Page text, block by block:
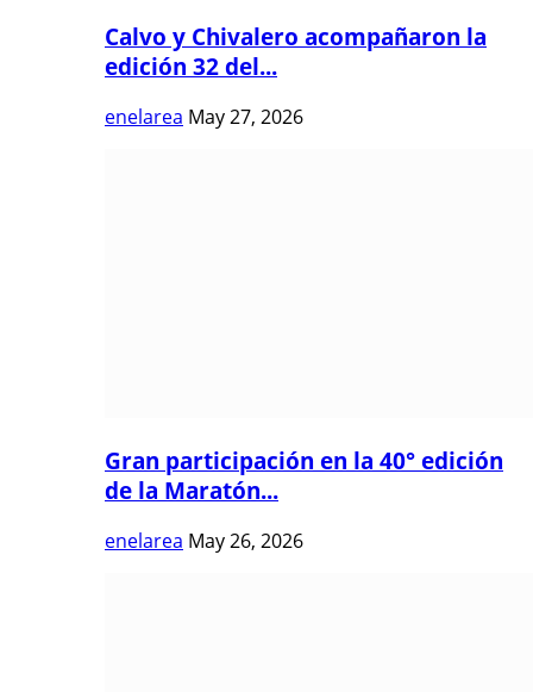
Calvo y Chivalero acompañaron la
edición 32 del...
enelarea May 27, 2026
Gran participación en la 40° edición
de la Maratón...
enelarea May 26, 2026